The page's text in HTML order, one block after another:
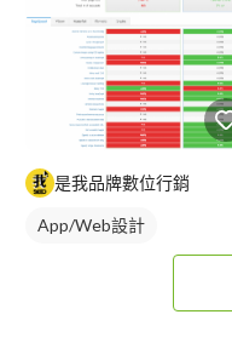
是我品牌數位行銷
App/Web設計